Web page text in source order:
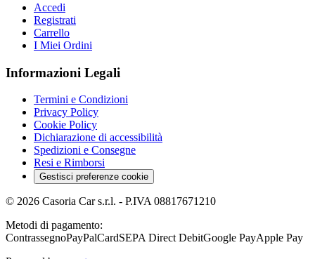
Accedi
Registrati
Carrello
I Miei Ordini
Informazioni Legali
Termini e Condizioni
Privacy Policy
Cookie Policy
Dichiarazione di accessibilità
Spedizioni e Consegne
Resi e Rimborsi
Gestisci preferenze cookie
© 2026 Casoria Car s.r.l. - P.IVA 08817671210
Metodi di pagamento:
ContrassegnoPayPalCardSEPA Direct DebitGoogle PayApple Pay